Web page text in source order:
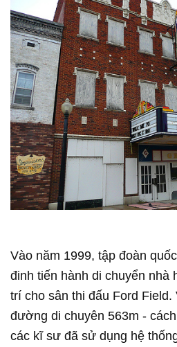
Vào năm 1999, tập đoàn
đinh tiến hành di chuyển nhà
trí cho sân thi đấu Ford Field.
đường di chuyên 563m -
các kĩ sư đã sử dụng hệ